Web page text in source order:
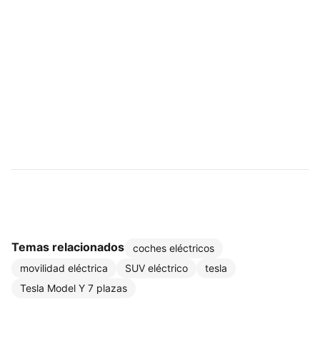
Temas relacionados
coches eléctricos
movilidad eléctrica
SUV eléctrico
tesla
Tesla Model Y 7 plazas